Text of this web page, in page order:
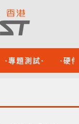
-專題測試- -硬